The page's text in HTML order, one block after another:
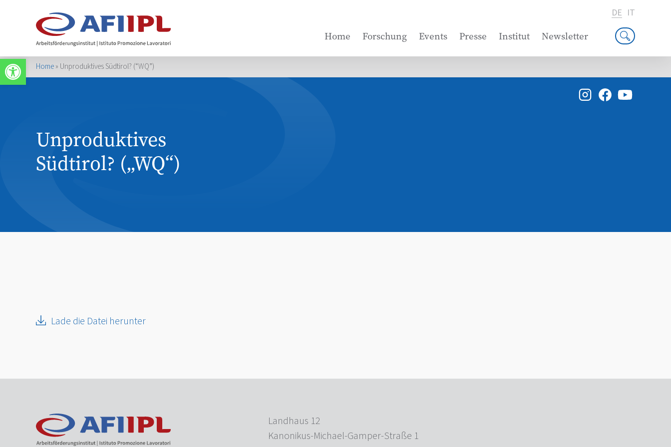
Werkzeugleiste öffnen
Home Forschung Events Presse Institut Newsletter
DE IT
Home» Unproduktives Südtirol? (“WQ”)
Unproduktives
Südtirol? („WQ“)
Lade die Datei herunter
Landhaus 12
Kanonikus-Michael-Gamper-Straße 1